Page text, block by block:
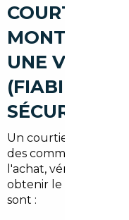
COURTIER
UNE
(FIABILITÉ,
Un courtier local
des communes
l'achat, vérifier
obtenir le meilleur
sont :